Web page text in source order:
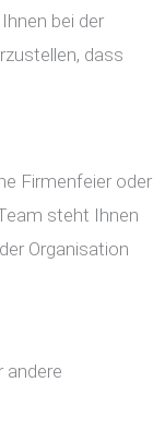
bei der
dass
Firmenfeier oder
steht Ihnen
Organisation
andere